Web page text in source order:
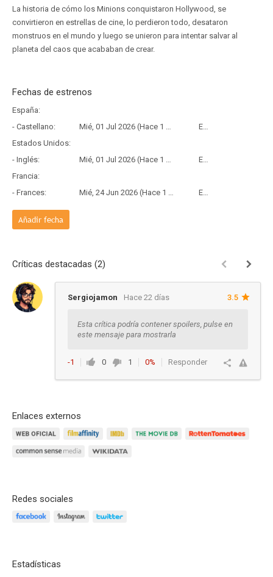
La historia de cómo los Minions conquistaron Hollywood, se
convirtieron en estrellas de cine, lo perdieron todo, desataron
monstruos en el mundo y luego se unieron para intentar salvar al
planeta del caos que acababan de crear.
Fechas de estrenos
España:
- Castellano:
Mié, 01 Jul 2026 (Hace 1 mes y 6 días)
Estreno
Estados Unidos:
- Inglés:
Mié, 01 Jul 2026 (Hace 1 mes y 6 días)
Estreno
Francia:
- Frances:
Mié, 24 Jun 2026 (Hace 1 mes y 13 días) Estreno
Añadir fecha
Críticas destacadas (2)
Sergiojamon Hace 22 días 3.5
Esta crítica podría contener spoilers, pulse en
este mensaje para mostrarla
-1 0 1 0% Responder
Enlaces externos
Redes sociales
Estadísticas